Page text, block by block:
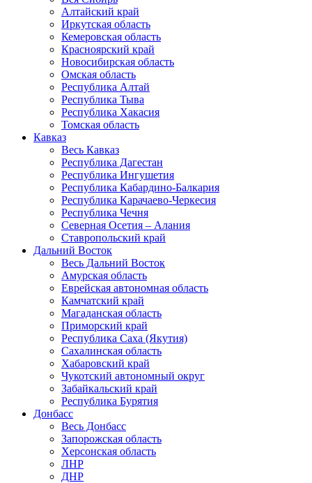
Алтайский край
Иркутская область
Кемеровская область
Красноярский край
Новосибирская область
Омская область
Республика Алтай
Республика Тыва
Республика Хакасия
Томская область
Кавказ
Весь Кавказ
Республика Дагестан
Республика Ингушетия
Республика Кабардино-Балкария
Республика Карачаево-Черкесия
Республика Чечня
Северная Осетия – Алания
Ставропольский край
Дальний Восток
Весь Дальний Восток
Амурская область
Еврейская автономная область
Камчатский край
Магаданская область
Приморский край
Республика Саха (Якутия)
Сахалинская область
Хабаровский край
Чукотский автономный округ
Забайкальский край
Республика Бурятия
Донбасс
Весь Донбасс
Запорожская область
Херсонская область
ЛНР
ДНР